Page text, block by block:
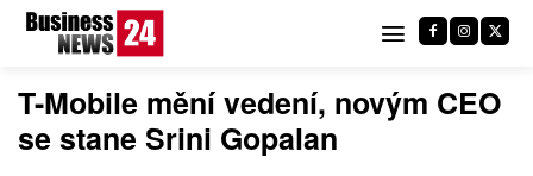
T-Mobile mění vedení, novým CEO
se stane Srini Gopalan